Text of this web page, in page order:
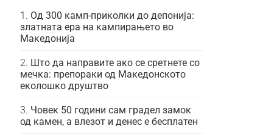
Од 300 камп-приколки до депонија:
златната ера на кампирањето во
Македонија
Што да направите ако се сретнете со
мечка: препораки од Македонското
еколошко друштво
Човек 50 години сам градел замок
од камен, а влезот и денес е бесплатен